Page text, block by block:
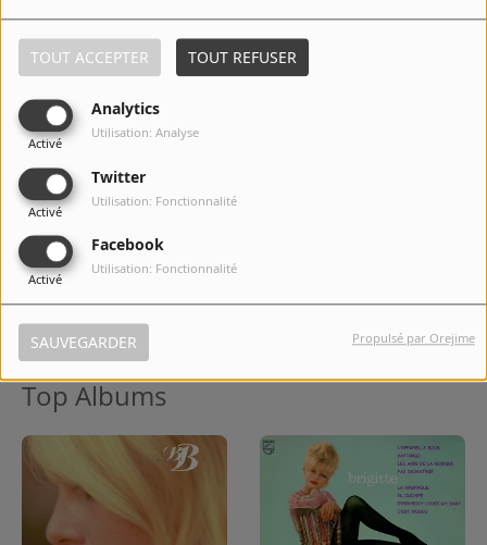
TOUT ACCEPTER TOUT REFUSER
Analytics
Activé
Utilisation: Analyse
Twitter
Activé
Utilisation: Fonctionnalité
Facebook
Activé
Utilisation: Fonctionnalité
SAUVEGARDER Propulsé par Orejime
8 Je T'Aime Moi Non Plus
10 Le Soleil
Top Albums